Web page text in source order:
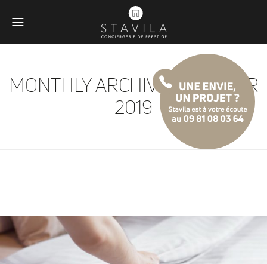
MONTHLY ARCHIVES:JANVIER
2019